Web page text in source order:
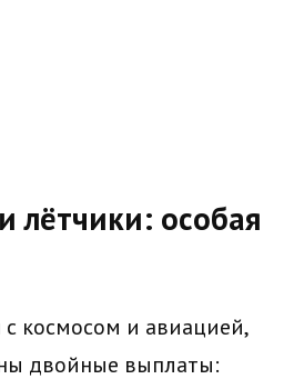
лётчики: особая
с космосом и авиацией,
двойные выплаты: